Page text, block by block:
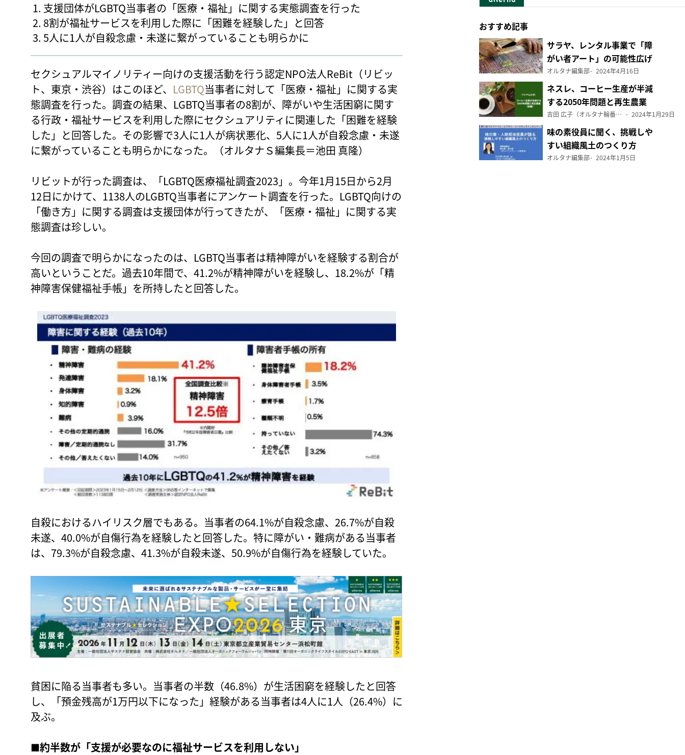
支援団体がLGBTQ当事者の「医療・福祉」に関する実態調査を行った
8割が福祉サービスを利用した際に「困難を経験した」と回答
5人に1人が自殺念慮・未遂に繋がっていることも明らかに
セクシュアルマイノリティー向けの支援活動を行う認定NPO法人ReBit（リビッ
ト、東京・渋谷）はこのほど、 LGBTQ当事者に対して「医療・福祉」に関する実
態調査を行った。調査の結果、LGBTQ当事者の8割が、障がいや生活困窮に関す
る行政・福祉サービスを利用した際にセクシュアリティに関連した「困難を経験
した」と回答した。その影響で3人に1人が病状悪化、5人に1人が自殺念慮・未遂
に繋がっていることも明らかになった。（オルタナＳ編集長＝池田 真隆）
リビットが行った調査は、「LGBTQ医療福祉調査2023」。今年1月15日から2月
12日にかけて、1138人のLGBTQ当事者にアンケート調査を行った。LGBTQ向けの
「働き方」に関する調査は支援団体が行ってきたが、「医療・福祉」に関する実
態調査は珍しい。
今回の調査で明らかになったのは、LGBTQ当事者は精神障がいを経験する割合が
高いということだ。過去10年間で、41.2%が精神障がいを経験し、18.2%が「精
神障害保健福祉手帳」を所持したと回答した。
自殺におけるハイリスク層でもある。当事者の64.1%が自殺念慮、26.7%が自殺
未遂、40.0%が自傷行為を経験したと回答した。特に障がい・難病がある当事者
は、79.3%が自殺念慮、41.3%が自殺未遂、50.9%が自傷行為を経験していた。
貧困に陥る当事者も多い。当事者の半数（46.8%）が生活困窮を経験したと回答
し、「預金残高が1万円以下になった」経験がある当事者は4人に1人（26.4%）に
及ぶ。
■約半数が「支援が必要なのに福祉サービスを利用しない」
おすすめ記事
サラヤ、レンタル事業で「障
がい者アート」の可能性広げ
る
オルタナ編集部 2024年4月16日
ネスレ、コーヒー生産が半減
する2050年問題と再生農業
（前編）
吉田 広子（オルタナ輪番編集長） 2024年1月29日
味の素役員に聞く、挑戦しや
すい組織風土のつくり方
オルタナ編集部 2024年1月5日